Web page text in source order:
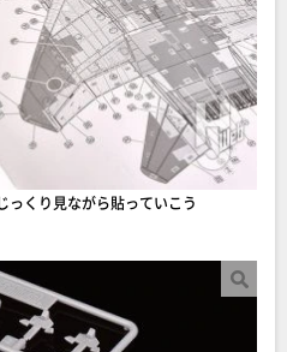
くり見ながら貼っていこう